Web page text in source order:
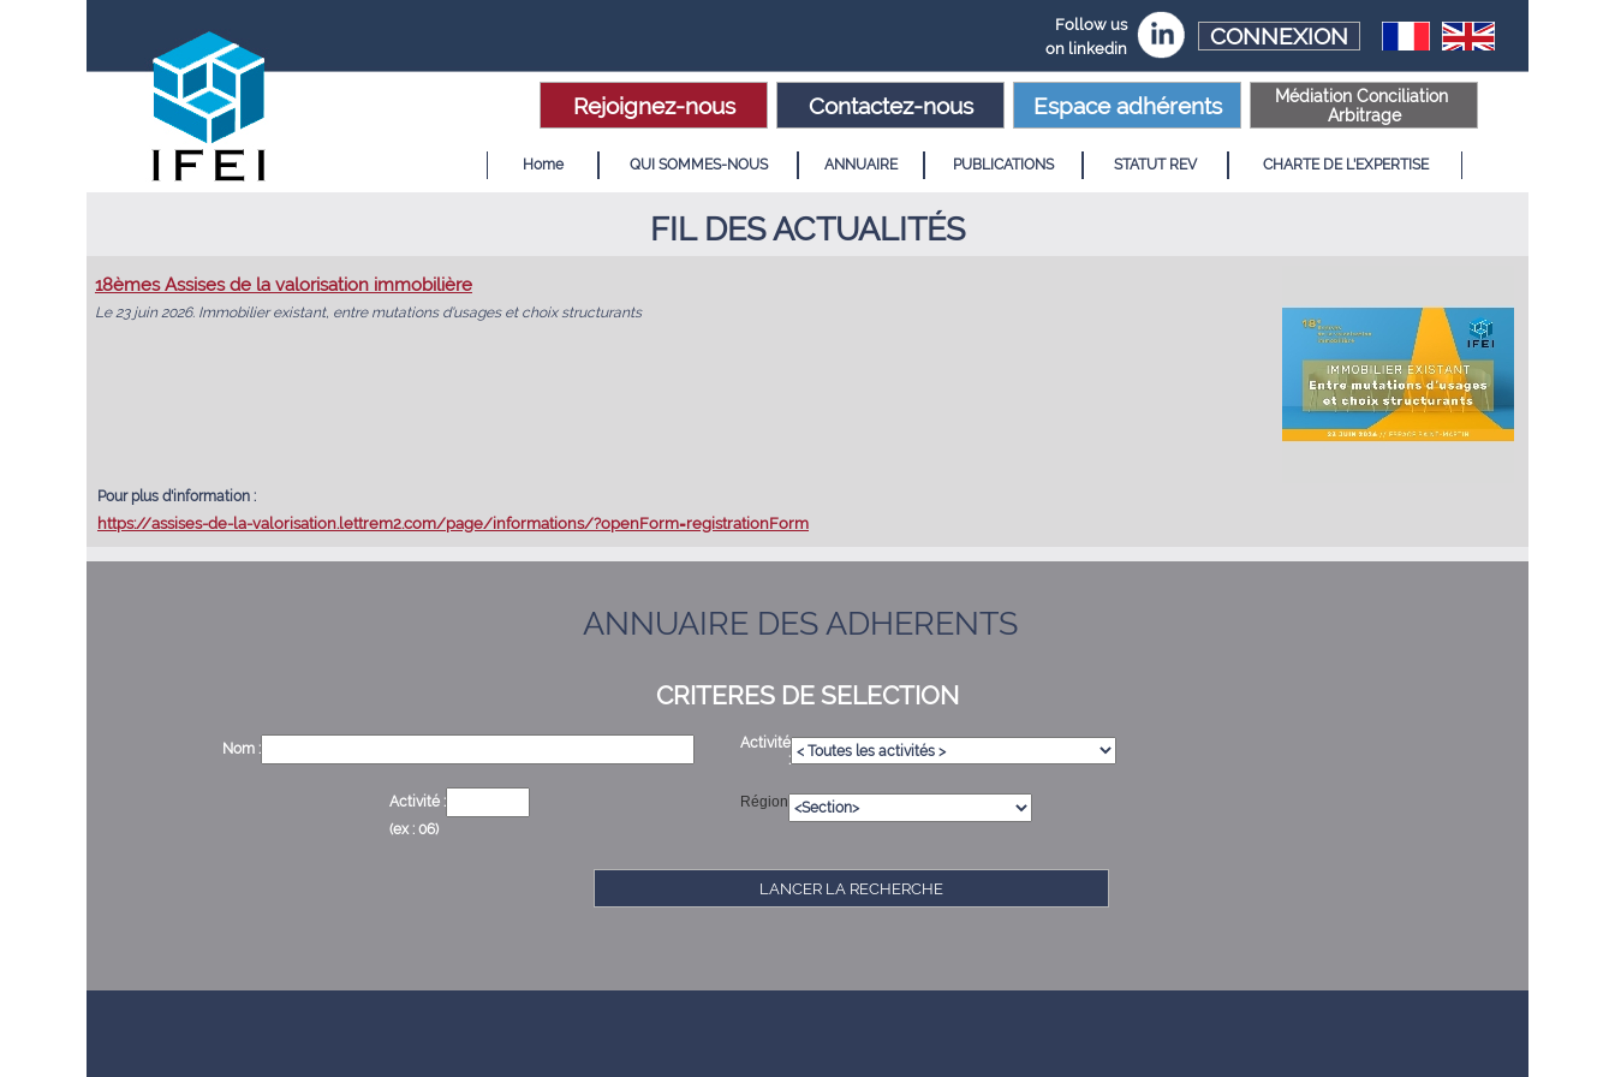
FIL DES ACTUALITÉS
18èmes Assises de la valorisation immobilière
Le 23 juin 2026. Immobilier existant, entre mutations d'usages et choix structurants
Pour plus d'information :
https://assises-de-la-valorisation.lettrem2.com/page/informations/?openForm=registrationForm
ANNUAIRE DES ADHERENTS
CRITERES DE SELECTION
Nom :
Activité
:
Activité :
(ex : 06)
Région
LANCER LA RECHERCHE
Follow us
on linkedin
CONNEXION
Espace adhérents
Contactez-nous
Rejoignez-nous
Home QUI SOMMES-NOUS ANNUAIRE PUBLICATIONS STATUT REV CHARTE DE L'EXPERTISE
Médiation Conciliation
Arbitrage